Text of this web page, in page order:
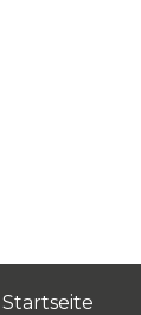
Startseite